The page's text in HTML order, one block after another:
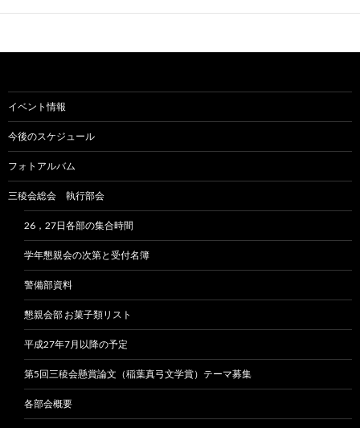
イベント情報
今後のスケジュール
フォトアルバム
三稜会総会 執行部会
26，27日各部の集合時間
学年懇親会の次第と受付名簿
警備部資料
懇親会部 お菓子類リスト
平成27年7月以降の予定
第5回三稜会懸賞論文（稲葉真弓文学賞）テーマ募集
各部会概要